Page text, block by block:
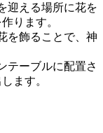
迎える場所に花を
ります。
を飾ることで、神
テーブルに配置さ
ます。